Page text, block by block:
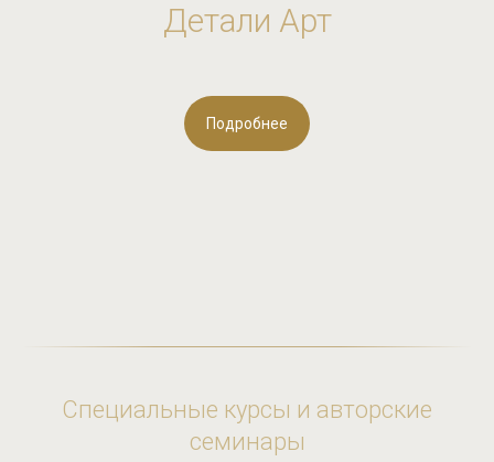
Детали Арт
Подробнее
Специальные курсы и авторские
семинары